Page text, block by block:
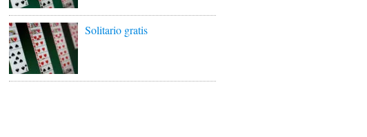
Solitario gratis